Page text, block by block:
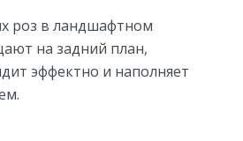
роз в ландшафтном
на задний план,
эффектно и наполняет